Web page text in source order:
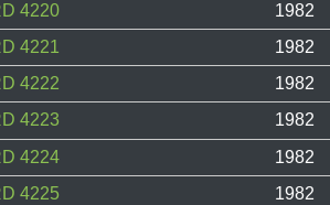
4220
1982
4221
1982
4222
1982
4223
1982
4224
1982
4225
1982